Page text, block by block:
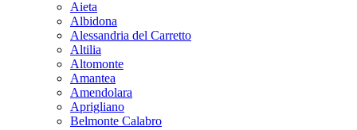
Aieta
Albidona
Alessandria del Carretto
Altilia
Altomonte
Amantea
Amendolara
Aprigliano
Belmonte Calabro